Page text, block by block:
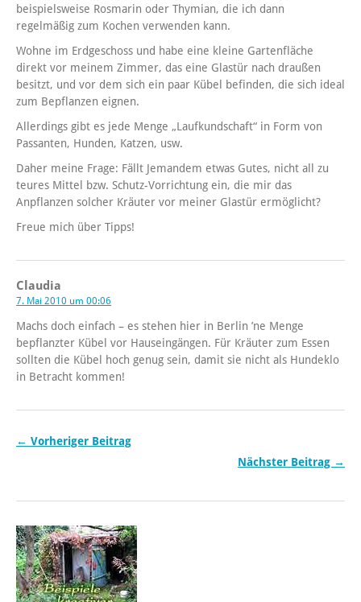
beispielsweise Rosmarin oder Thymian, die ich dann
regelmäßig zum Kochen verwenden kann.
Wohne im Erdgeschoss und habe eine kleine Gartenfläche
direkt vor meinem Zimmer, das eine Glastür nach draußen
besitzt, und vor dem sich ein paar Kübel befinden, die sich ideal
zum Bepflanzen eignen.
Allerdings gibt es jede Menge „Laufkundschaft“ in Form von
Passanten, Hunden, Katzen, usw.
Daher meine Frage: Fällt Jemandem etwas Gutes, nicht all zu
teures Mittel bzw. Schutz-Vorrichtung ein, die mir das
Anpflanzen solcher Kräuter vor meiner Glastür ermöglicht?
Freue mich über Tipps!
Claudia
7. Mai 2010 um 00:06
Machs doch einfach – es stehen hier in Berlin ’ne Menge
bepflanzter Kübel vor Hauseingängen. Für Kräuter zum Essen
sollten die Kübel hoch genug sein, damit sie nicht als Hundeklo
in Betracht kommen!
← Vorheriger Beitrag
Nächster Beitrag →